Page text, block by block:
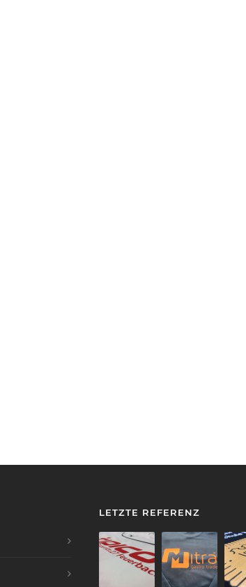
LETZTE REFERENZ